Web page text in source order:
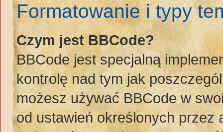
Formatowanie i typy
Czym jest BBCode?
BBCode jest specjalną
kontrolę nad tym jak
możesz używać BBCode w
od ustawień określonych przez